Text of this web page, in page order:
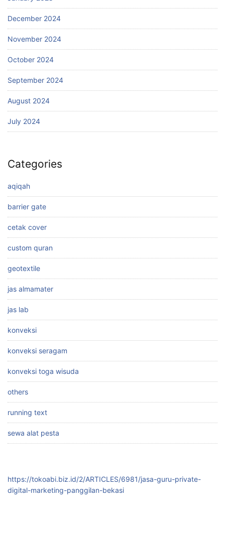
December 2024
November 2024
October 2024
September 2024
August 2024
July 2024
Categories
aqiqah
barrier gate
cetak cover
custom quran
geotextile
jas almamater
jas lab
konveksi
konveksi seragam
konveksi toga wisuda
others
running text
sewa alat pesta
https://tokoabi.biz.id/2/ARTICLES/6981/jasa-guru-private-
digital-marketing-panggilan-bekasi